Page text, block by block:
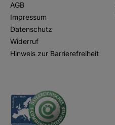
AGB
Impressum
Datenschutz
Widerruf
Hinweis zur Barrierefreiheit